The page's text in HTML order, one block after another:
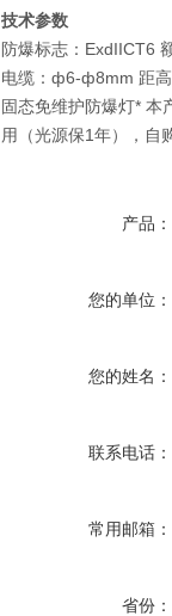
技术参数
防爆标志：ExdIICT6
电缆：ф6-ф8mm 距
固态免维护防爆灯* 本
用（光源保1年），自
产品：
您的单位：
您的姓名：
联系电话：
常用邮箱：
省份：